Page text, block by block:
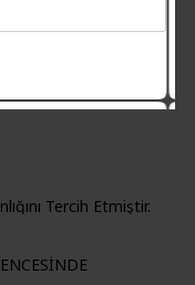
Tercih Etmiştir.